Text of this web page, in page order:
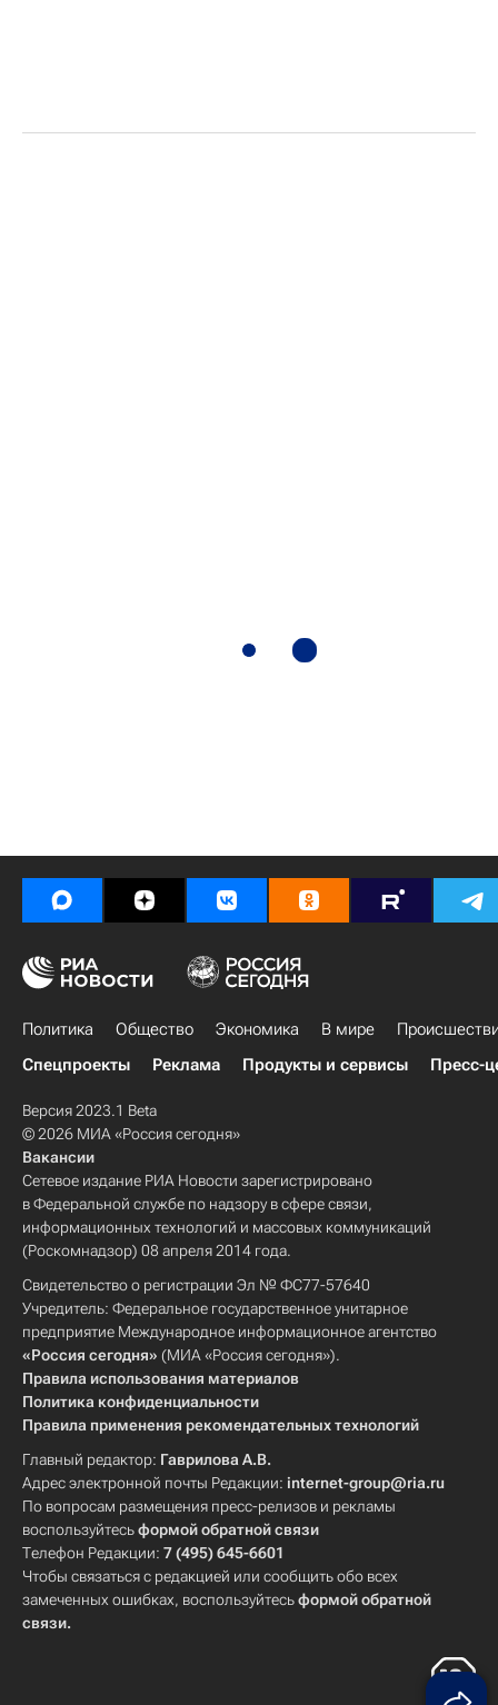
Политика Общество Экономика В мире
Спецпроекты
Реклама Продукты и сервисы Пресс-
Версия 2023.1 Beta
© 2026 МИА «Россия сегодня»
Вакансии
Сетевое издание РИА Новости зарегистрировано
в Федеральной службе по надзору в сфере связи,
информационных технологий и массовых коммуникаций
(Роскомнадзор) 08 апреля 2014 года.
Свидетельство о регистрации Эл № ФС77-57640
Учредитель: Федеральное государственное унитарное
предприятие Международное информационное агентство
«Россия сегодня» (МИА «Россия сегодня»).
Правила использования материалов
Политика конфиденциальности
Правила применения рекомендательных технологий
Главный редактор: Гаврилова А.В.
Адрес электронной почты Редакции: internet-group@ria.ru
По вопросам размещения пресс-релизов и рекламы
воспользуйтесьформой обратной связи
Телефон Редакции: 7 (495) 645-6601
Чтобы связаться с редакцией или сообщить обо всех
замеченных ошибках, воспользуйтесьформой обратной
связи.